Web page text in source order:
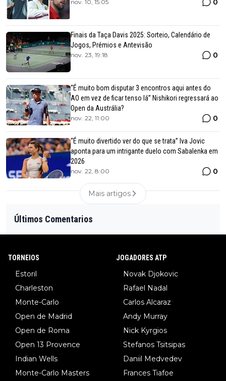
nov. 10, 15:05 0
Finais da Taça Davis 2025: Sorteio, Calendário de
Jogos, Prémios e Antevisão
nov. 23, 19:18 0
“É muito bom disputar 3 encontros aqui antes do
AO em vez de ficar tenso lá” Nishikori regressará ao
Open da Austrália?
nov. 22, 11:00 0
“É muito divertido ver do que se trata” Iva Jovic
aponta para um intrigante duelo com Sabalenka em
2026
nov. 22, 8:00 0
Mais artigos
Últimos Comentarios
TORNEIOS
Estoril
Charleston
Monte-Carlo
Open de Madrid
Open de Roma
Open 13 Provence
Indian Wells
Monte-Carlo Masters
JOGADORES ATP
Novak Djokovic
Rafael Nadal
Carlos Alcaraz
Andy Murray
Nick Kyrgios
Stefanos Tsitsipas
Daniil Medvedev
Frances Tiafoe